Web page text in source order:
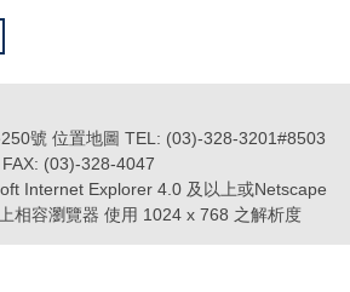
號 位置地圖 TEL: (03)-328-3201#8503
FAX: (03)-328-4047
Internet Explorer 4.0 及以上或Netscape
相容瀏覽器 使用 1024 x 768 之解析度